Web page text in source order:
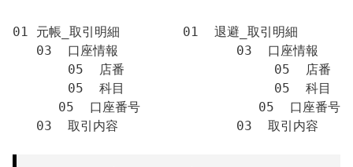
01 元帳_取引明細　　　　　01  退避_取引明細　　　　
03  口座情報               03  口座情報
05  店番                   05  店番
05  科目                   05  科目
05  口座番号               05  口座番
03  取引内容               03  取引内容